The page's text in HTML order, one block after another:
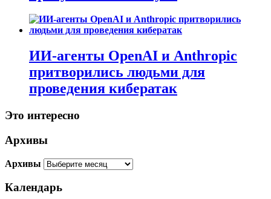
ИИ-агенты OpenAI и Anthropic
притворились людьми для
проведения кибератак
Это интересно
Архивы
Архивы
Календарь